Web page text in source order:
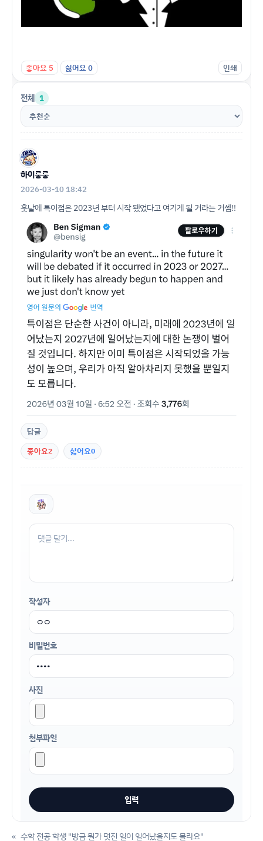
좋아요 5 싫어요0 인쇄
전체 1
하이룽룽
2026-03-10 18:42
훗날에 특이점은 2023년 부터 시작 됐었다고 여기게 될 거라는 거셈!!
답글
좋아요2 싫어요0
작성자
비밀번호
사진
첨부파일
« 수학 전공 학생 "방금 뭔가 멋진 일이 일어났을지도 몰라요"